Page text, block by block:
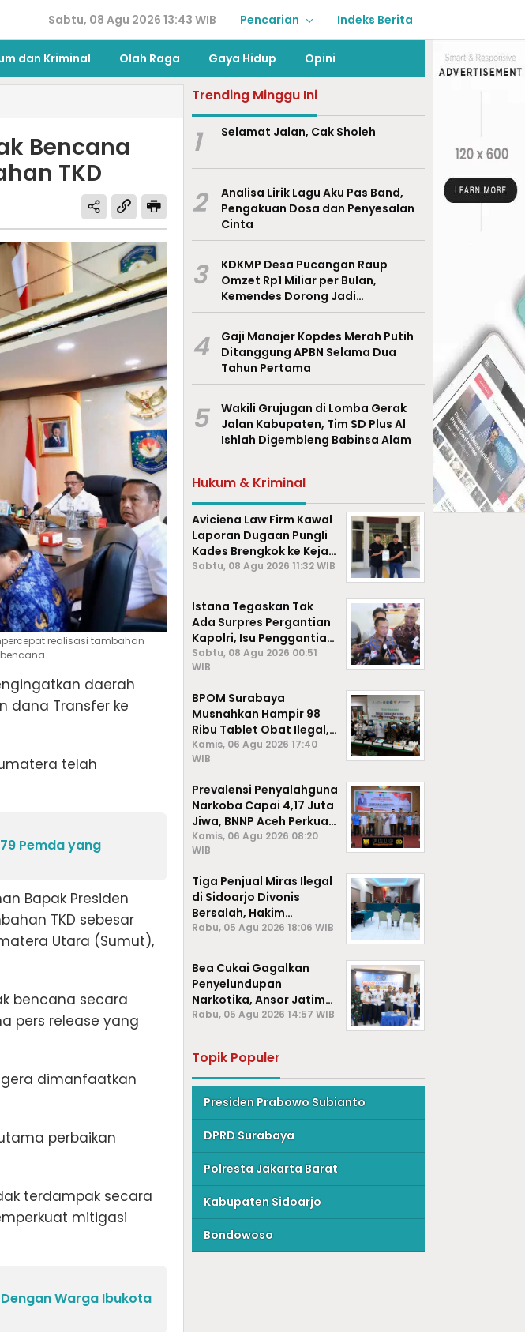
Sabtu, 08 Agu 2026 13:43 WIB Pencarian Indeks Berita
dan Kriminal Olah Raga Gaya Hidup Opini
Bencana
TKD
realisasi tambahan
daerah
dana Transfer ke
telah
Pemda yang
Bapak Presiden
TKD sebesar
Utara (Sumut),
bencana secara
pers release yang
dimanfaatkan
perbaikan
terdampak secara
mitigasi
Warga Ibukota
Trending Minggu Ini
1 Selamat Jalan, Cak Sholeh
2
Analisa Lirik Lagu Aku Pas Band,
Pengakuan Dosa dan Penyesalan
Cinta
3
KDKMP Desa Pucangan Raup
Omzet Rp1 Miliar per Bulan,
Kemendes Dorong Jadi
Percontohan Nasional
4
Gaji Manajer Kopdes Merah Putih
Ditanggung APBN Selama Dua
Tahun Pertama
5
Wakili Grujugan di Lomba Gerak
Jalan Kabupaten, Tim SD Plus Al
Ishlah Digembleng Babinsa Alam
Hukum & Kriminal
Aviciena Law Firm Kawal
Laporan Dugaan Pungli
Kades Brengkok ke Kejari
Lamongan
Sabtu, 08 Agu 2026 11:32 WIB
Istana Tegaskan Tak
Ada Surpres Pergantian
Kapolri, Isu Penggantian
Listyo Sigit Dipastikan
Hoaks
Sabtu, 08 Agu 2026 00:51
WIB
BPOM Surabaya
Musnahkan Hampir 98
Ribu Tablet Obat Ilegal,
Cegah Penyalahgunaan
di Kalangan Pelajar
Kamis, 06 Agu 2026 17:40
WIB
Prevalensi Penyalahguna
Narkoba Capai 4,17 Juta
Jiwa, BNNP Aceh Perkuat
P4GN di Subulussalam
Kamis, 06 Agu 2026 08:20
WIB
Tiga Penjual Miras Ilegal
di Sidoarjo Divonis
Bersalah, Hakim
Jatuhkan Denda hingga
Rabu, 05 Agu 2026 18:06 WIB
Bea Cukai Gagalkan
Penyelundupan
Narkotika, Ansor Jatim
Negara Tak Kalah dari
Rabu, 05 Agu 2026 14:57 WIB
Topik Populer
Presiden Prabowo Subianto
DPRD Surabaya
Polresta Jakarta Barat
Kabupaten Sidoarjo
Bondowoso